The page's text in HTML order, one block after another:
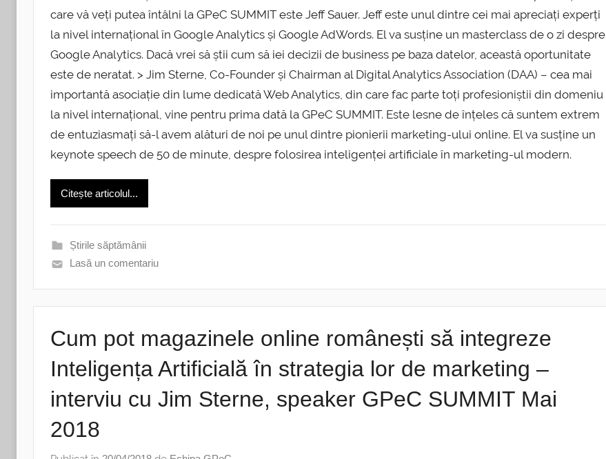
care vă veți putea întâlni la GPeC SUMMIT este Jeff Sauer. Jeff este unul dintre cei mai apreciați experți
la nivel internațional în Google Analytics și Google AdWords. El va susține un masterclass de o zi despre
Google Analytics. Dacă vrei să știi cum să iei decizii de business pe baza datelor, această oportunitate
este de neratat. > Jim Sterne, Co-Founder și Chairman al Digital Analytics Association (DAA) – cea mai
importantă asociație din lume dedicată Web Analytics, din care fac parte toți profesioniștii din domeniu
la nivel internațional, vine pentru prima dată la GPeC SUMMIT. Este lesne de înțeles că suntem extrem
de entuziasmați să-l avem alături de noi pe unul dintre pionierii marketing-ului online. El va susține un
keynote speech de 50 de minute, despre folosirea inteligenței artificiale în marketing-ul modern.
Citește articolul...
Știrile săptămânii
Lasă un comentariu
Cum pot magazinele online românești să integreze
Inteligența Artificială în strategia lor de marketing –
interviu cu Jim Sterne, speaker GPeC SUMMIT Mai
2018